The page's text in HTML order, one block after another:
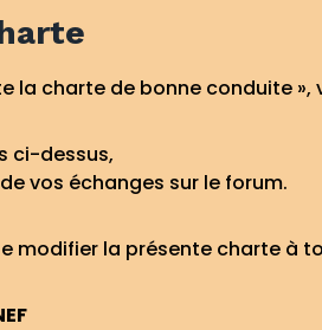
la charte de bonne conduite »,
ci-dessus,
vos échanges sur le forum.
modifier la présente charte à